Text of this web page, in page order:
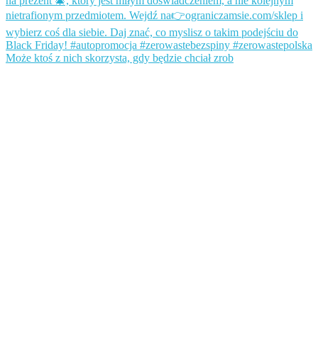
Może ktoś z nich skorzysta, gdy będzie chciał zrob